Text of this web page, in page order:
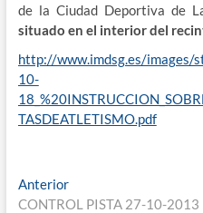
de la Ciudad Deportiva de
situado en el interior del
http://www.imdsg.es/images/
10-
TASDEATLETISMO.pdf
Navegación
AnteriorEntrada
anterior:
CONTROL PISTA 27-10-2013